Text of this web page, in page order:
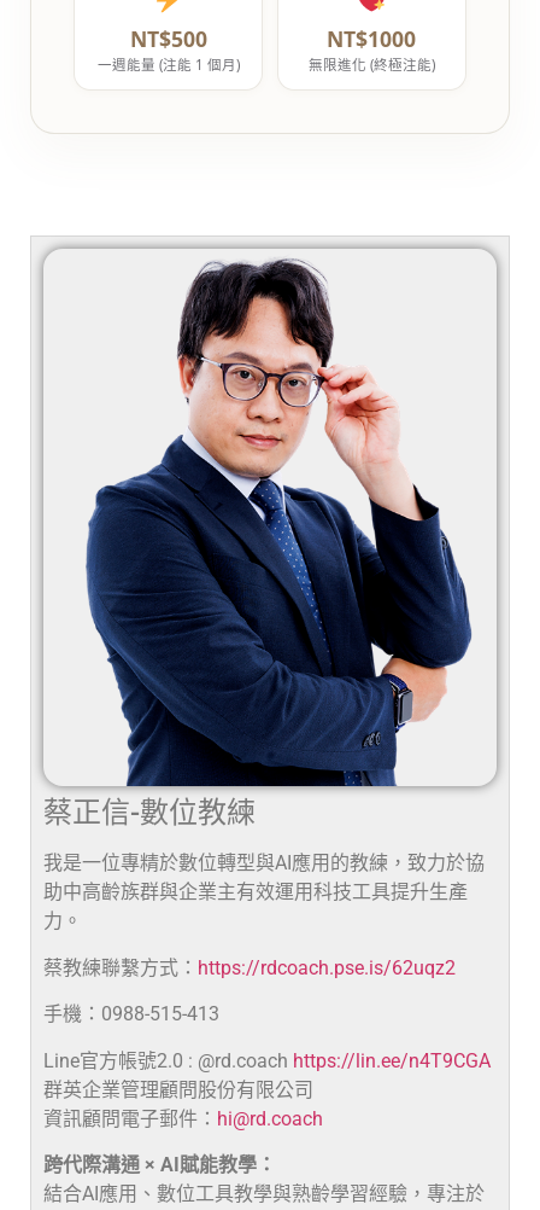
NT$500
一週能量 (注能 1 個月)
NT$1000
無限進化 (終極注能)
蔡正信-數位教練
我是一位專精於數位轉型與AI應用的教練，致力於協
助中高齡族群與企業主有效運用科技工具提升生產
力。
蔡教練聯繫方式： https://rdcoach.pse.is/62uqz2
手機：0988-515-413
Line官方帳號2.0 : @rd.coach https://lin.ee/n4T9CGA
群英企業管理顧問股份有限公司
資訊顧問電子郵件： hi@rd.coach
跨代際溝通 × AI賦能教學：
結合AI應用、數位工具教學與熟齡學習經驗，專注於